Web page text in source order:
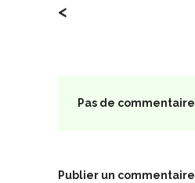
<
Pas de commentaire
Publier un commentaire